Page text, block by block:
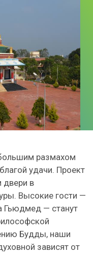
размахом
удачи. Проект
двери в
Высокие гости —
Гьюдмед — станут
Будды, наши
зависят от